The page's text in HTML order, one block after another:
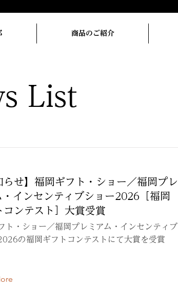
商品のご紹介
List
らせ】福岡ギフト・ショー／福岡プレ
・インセンティブショー2026［福岡
コンテスト］大賞受賞
ト・ショー／福岡プレミアム・インセンティブ
の福岡ギフトコンテストにて大賞を受賞